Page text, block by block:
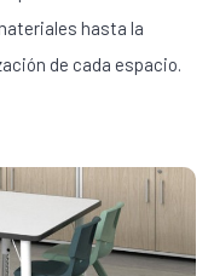
hasta la
de cada espacio.